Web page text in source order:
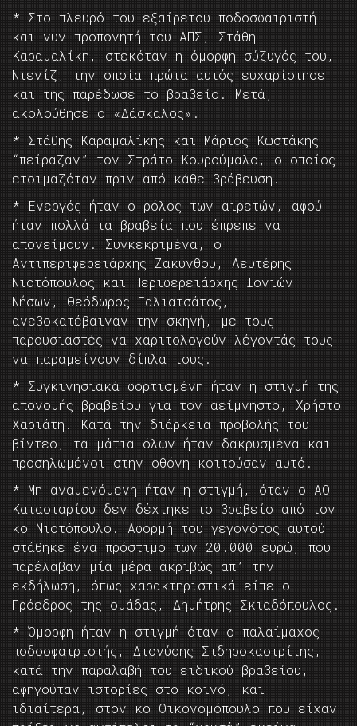
* Στο πλευρό του εξαίρετου ποδοσφαιριστή
και νυν προπονητή του ΑΠΣ, Στάθη
Καραμαλίκη, στεκόταν η όμορφη σύζυγός του,
Ντενίζ, την οποία πρώτα αυτός ευχαρίστησε
και της παρέδωσε το βραβείο. Μετά,
ακολούθησε ο «Δάσκαλος».
* Στάθης Καραμαλίκης και Μάριος Κωστάκης
“πείραζαν” τον Στράτο Κουρούμαλο, ο οποίος
ετοιμαζόταν πριν από κάθε βράβευση.
* Ενεργός ήταν ο ρόλος των αιρετών, αφού
ήταν πολλά τα βραβεία που έπρεπε να
απονείμουν. Συγκεκριμένα, ο
Αντιπεριφερειάρχης Ζακύνθου, Λευτέρης
Νιοτόπουλος και Περιφερειάρχης Ιονιών
Νήσων, Θεόδωρος Γαλιατσάτος,
ανεβοκατέβαιναν την σκηνή, με τους
παρουσιαστές να χαριτολογούν λέγοντάς τους
να παραμείνουν δίπλα τους.
* Συγκινησιακά φορτισμένη ήταν η στιγμή της
απονομής βραβείου για τον αείμνηστο, Χρήστο
Χαριάτη. Κατά την διάρκεια προβολής του
βίντεο, τα μάτια όλων ήταν δακρυσμένα και
προσηλωμένοι στην οθόνη κοιτούσαν αυτό.
* Μη αναμενόμενη ήταν η στιγμή, όταν ο ΑΟ
Κατασταρίου δεν δέχτηκε το βραβείο από τον
κο Νιοτόπουλο. Αφορμή του γεγονότος αυτού
στάθηκε ένα πρόστιμο των 20.000 ευρώ, που
παρέλαβαν μία μέρα ακριβώς απ’ την
εκδήλωση, όπως χαρακτηριστικά είπε ο
Πρόεδρος της ομάδας, Δημήτρης Σκιαδόπουλος.
* Όμορφη ήταν η στιγμή όταν ο παλαίμαχος
ποδοσφαιριστής, Διονύσης Σιδηροκαστρίτης,
κατά την παραλαβή του ειδικού βραβείου,
αφηγούταν ιστορίες στο κοινό, και
ιδιαίτερα, στον κο Οικονομόπουλο που είχαν